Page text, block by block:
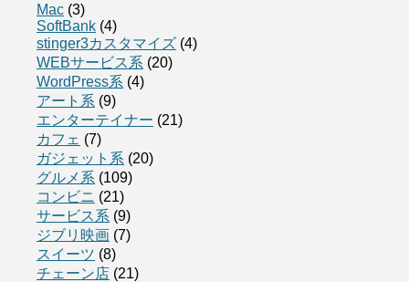
Mac (3)
SoftBank (4)
stinger3カスタマイズ (4)
WEBサービス系 (20)
WordPress系 (4)
アート系 (9)
エンターテイナー (21)
カフェ (7)
ガジェット系 (20)
グルメ系 (109)
コンビニ (21)
サービス系 (9)
ジブリ映画 (7)
スイーツ (8)
チェーン店 (21)